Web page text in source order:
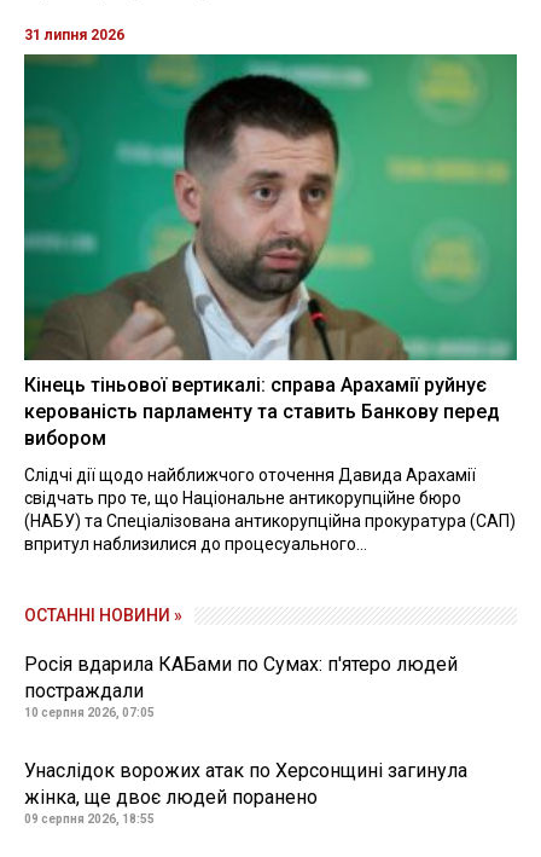
31 липня 2026
Кінець тіньової вертикалі: справа Арахамії руйнує
керованість парламенту та ставить Банкову перед
вибором
Слідчі дії щодо найближчого оточення Давида Арахамії
свідчать про те, що Національне антикорупційне бюро
(НАБУ) та Спеціалізована антикорупційна прокуратура (САП)
впритул наблизилися до процесуального...
ОСТАННІ НОВИНИ »
Росія вдарила КАБами по Сумах: п'ятеро людей
постраждали
10 серпня 2026, 07:05
Унаслідок ворожих атак по Херсонщині загинула
жінка, ще двоє людей поранено
09 серпня 2026, 18:55